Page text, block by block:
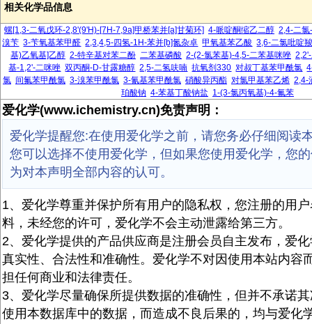
相关化学品信息
螺[1,3-二氧戊环-2,8'(9'H)-[7H-7,9a]甲桥苯并[a]甘菊环] 4-哌啶酮缩乙二醇 2,4-二氯
溴苄 3-苄氧基苯甲醛 2,3,4,5-四氢-1H-苯并[b]氮杂卓 甲氧基苯乙酸 3,6-二氯吡啶
基)乙氧基]乙醇 2-特辛基对苯二酚 二苯基磷酸 2-(2-氯苯基)-4,5-二苯基咪唑
基-1,2'-二咪唑 双丙酮-D-甘露糖醇 2,5-二氢呋喃 抗氧剂330 对叔丁基苯甲酰氯
氯 间氟苯甲酰氯 3-溴苯甲酰氯 3-氰基苯甲酰氯 硝酸异丙酯 对氯甲基苯乙烯 2,4-
珀酸钠 4-苯基丁酸钠盐 1-(3-氯丙氧基)-4-氟苯
爱化学(www.ichemistry.cn)免责声明：
爱化学提醒您:在使用爱化学之前，请您务必仔细阅读
您可以选择不使用爱化学，但如果您使用爱化学，您
为对本声明全部内容的认可。
1、爱化学尊重并保护所有用户的隐私权，您注册的用
料，未经您的许可，爱化学不会主动泄露给第三方。
2、爱化学提供的产品供应商是注册会员自主发布，爱
真实性、合法性和准确性。爱化学不对因使用本站内容
担任何商业和法律责任。
3、爱化学尽量确保所提供数据的准确性，但并不承诺
使用本数据库中的数据，而造成不良后果的，均与爱化